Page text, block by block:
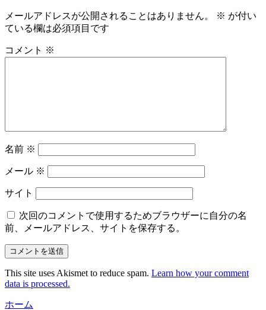
メールアドレスが公開されることはありません。 ※ が付い
ている欄は必須項目です
コメント ※
名前 ※
メール ※
サイト
次回のコメントで使用するためブラウザーに自分の名
前、メールアドレス、サイトを保存する。
This site uses Akismet to reduce spam. Learn how your comment
data is processed.
ホーム